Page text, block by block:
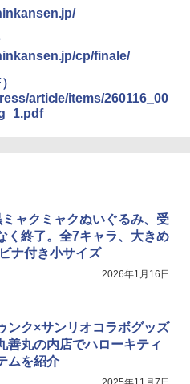
cp/finale/
article/items/260116_00
ャクミャクぬいぐるみ、受
く終了。全7キャラ、大きめ
ナ付き小サイズ
2026年1月16日
ンク×サンリオコラボグッズ
善丸の内店でハローキティ
ムを紹介